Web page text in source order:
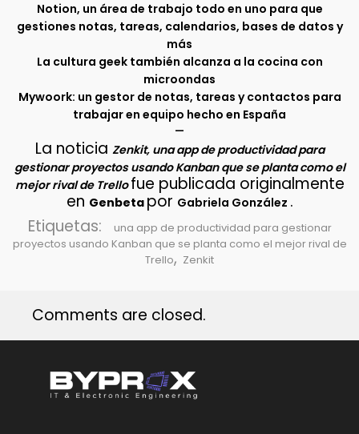
Notion, un área de trabajo todo en uno para que
gestiones notas, tareas, calendarios, bases de datos y
más
La cultura geek también alcanza a la cocina con
microondas
Mywoork: un gestor de notas, tareas y contactos para
trabajar en equipo hecho en España
–
La noticia Zenkit, una app de productividad para
gestionar proyectos usando Kanban que se planta como el
mejor rival de Trellofue publicada originalmente
en Genbeta por Gabriela González .
Etiquetas:
una app de productividad para gestionar
proyectos usando Kanban que se planta como el mejor rival de
Trello, Zenkit
Comments are closed.